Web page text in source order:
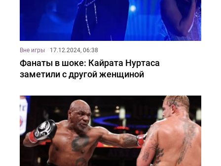
Вне игры 17.12.2024, 06:38
Фанаты в шоке: Кайрата Нуртаса
заметили с другой женщиной